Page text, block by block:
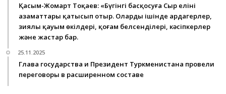
Қасым-Жомарт Тоқаев: «Бүгінгі басқосуға Сыр елінің
азаматтары қатысып отыр. Олардың ішінде ардагерлер,
зиялы қауым өкілдері, қоғам белсенділері, кәсіпкерлер
және жастар бар.
25.11.2025
Глава государства и Президент Туркменистана провели
переговоры в расширенном составе